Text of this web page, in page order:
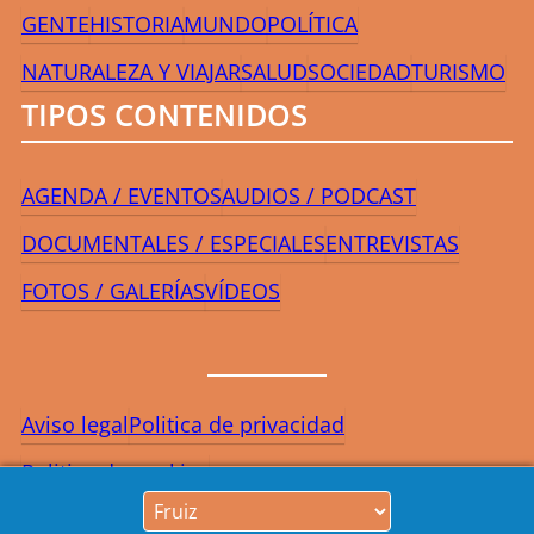
GENTEHISTORIAMUNDOPOLÍTICA
NATURALEZA Y VIAJARSALUDSOCIEDADTURISMO
TIPOS CONTENIDOS
AGENDA / EVENTOSAUDIOS / PODCAST
DOCUMENTALES / ESPECIALESENTREVISTAS
FOTOS / GALERÍASVÍDEOS
Aviso legalPolitica de privacidad
Politica de cookies